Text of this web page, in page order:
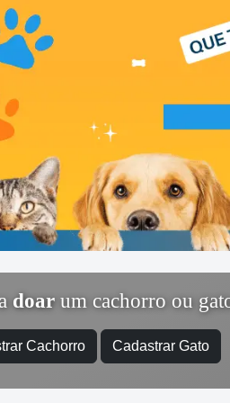
doar um cachorro ou
Cachorro Cadastrar Gato